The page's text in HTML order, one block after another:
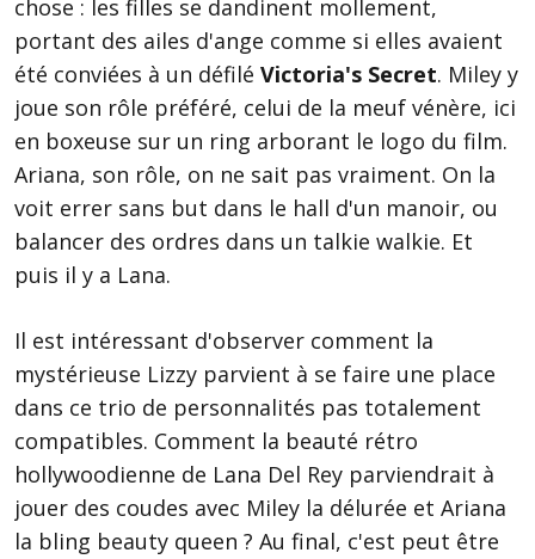
chose : les filles se dandinent mollement,
portant des ailes d'ange comme si elles avaient
été conviées à un défilé Victoria's Secret. Miley y
joue son rôle préféré, celui de la meuf vénère, ici
en boxeuse sur un ring arborant le logo du film.
Ariana, son rôle, on ne sait pas vraiment. On la
voit errer sans but dans le hall d'un manoir, ou
balancer des ordres dans un talkie walkie. Et
puis il y a Lana.
Il est intéressant d'observer comment la
mystérieuse Lizzy parvient à se faire une place
dans ce trio de personnalités pas totalement
compatibles. Comment la beauté rétro
hollywoodienne de Lana Del Rey parviendrait à
jouer des coudes avec Miley la délurée et Ariana
la bling beauty queen ? Au final, c'est peut être